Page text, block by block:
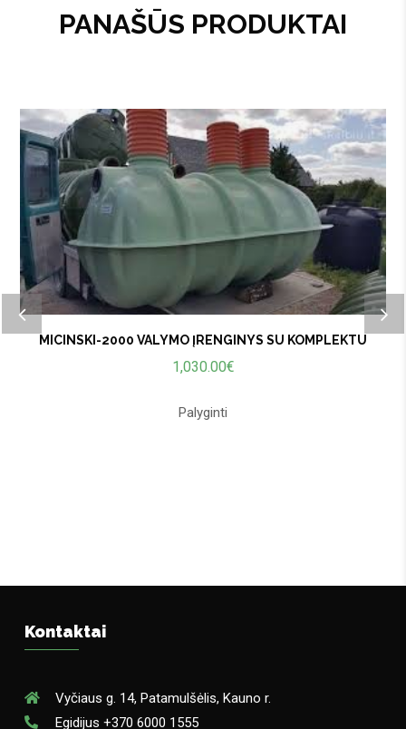
PANAŠŪS PRODUKTAI
MICINSKI-2000 VALYMO ĮRENGINYS SU KOMPLEKTU
1,030.00€
Palyginti
Kontaktai
Vyčiaus g. 14, Patamulšėlis, Kauno r.
Egidijus +370 6000 1555